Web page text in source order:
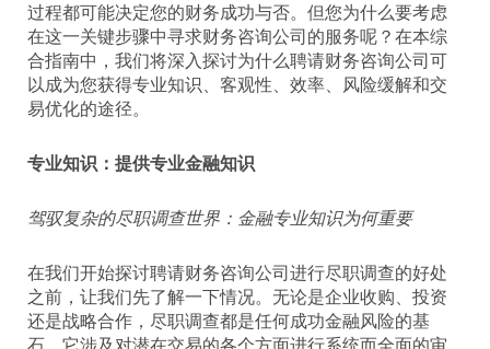
过程都可能决定您的财务成功与否。但您为什么要考虑
在这一关键步骤中寻求财务咨询公司的服务呢？在本综
合指南中，我们将深入探讨为什么聘请财务咨询公司可
以成为您获得专业知识、客观性、效率、风险缓解和交
易优化的途径。
专业知识：提供专业金融知识
驾驭复杂的尽职调查世界：金融专业知识为何重要
在我们开始探讨聘请财务咨询公司进行尽职调查的好处
之前，让我们先了解一下情况。无论是企业收购、投资
还是战略合作，尽职调查都是任何成功金融风险的基